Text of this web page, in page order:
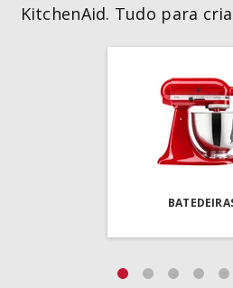
KitchenAid. Tudo para